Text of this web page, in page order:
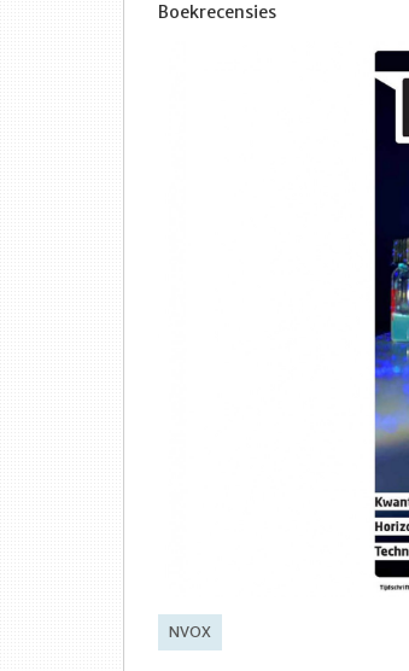
Boekrecensies
NVOX